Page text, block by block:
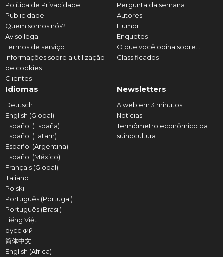
Política de Privacidade
Publicidade
Quem somos nós?
Aviso legal
Termos de serviço
Informações sobre a utilização
de cookies
Clientes
Pergunta da semana
Autores
Humor
Enquetes
O que você opina sobre...
Classificados
Idiomas
Deutsch
English (Global)
Español (España)
Español (Latam)
Español (Argentina)
Español (México)
Français (Global)
Italiano
Polski
Português (Portugal)
Português (Brasil)
Tiếng Việt
русский
简体中文
English (Africa)
Newsletters
A web em 3 minutos
Notícias
Termômetro econômico da
suinocultura